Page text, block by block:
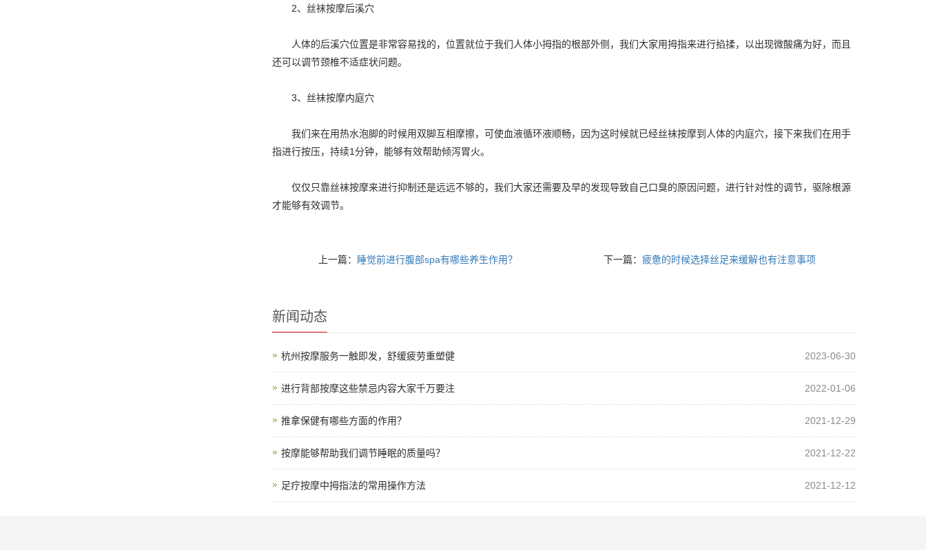
2、丝袜按摩后溪穴
人体的后溪穴位置是非常容易找的，位置就位于我们人体小拇指的根部外侧，我们大家用拇指来进行掐揉，以出现微酸痛为好，而且
还可以调节颈椎不适症状问题。
3、丝袜按摩内庭穴
我们来在用热水泡脚的时候用双脚互相摩擦，可使血液循环液顺畅，因为这时候就已经丝袜按摩到人体的内庭穴，接下来我们在用手
指进行按压，持续1分钟，能够有效帮助倾泻胃火。
仅仅只靠丝袜按摩来进行抑制还是远远不够的，我们大家还需要及早的发现导致自己口臭的原因问题，进行针对性的调节，驱除根源
才能够有效调节。
上一篇： 睡觉前进行腹部spa有哪些养生作用？ 下一篇：疲惫的时候选择丝足来缓解也有注意事项
新闻动态
杭州按摩服务一触即发，舒缓疲劳重塑健 2023-06-30
进行背部按摩这些禁忌内容大家千万要注 2022-01-06
推拿保健有哪些方面的作用？ 2021-12-29
按摩能够帮助我们调节睡眠的质量吗？ 2021-12-22
足疗按摩中拇指法的常用操作方法 2021-12-12